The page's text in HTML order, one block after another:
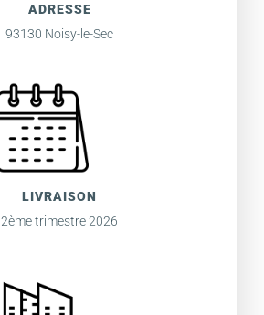
ADRESSE
93130 Noisy-le-Sec
LIVRAISON
2ème trimestre 2026